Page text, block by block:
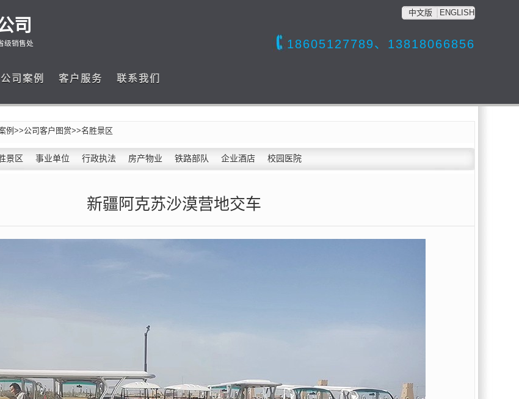
司
级销售处
中文版 ENGLISH
18605127789、13818066856
公司案例 客户服务 联系我们
例 >>公司客户图赏>>名胜景区
景区 事业单位 行政执法 房产物业 铁路部队 企业酒店 校园医院
新疆阿克苏沙漠营地交车